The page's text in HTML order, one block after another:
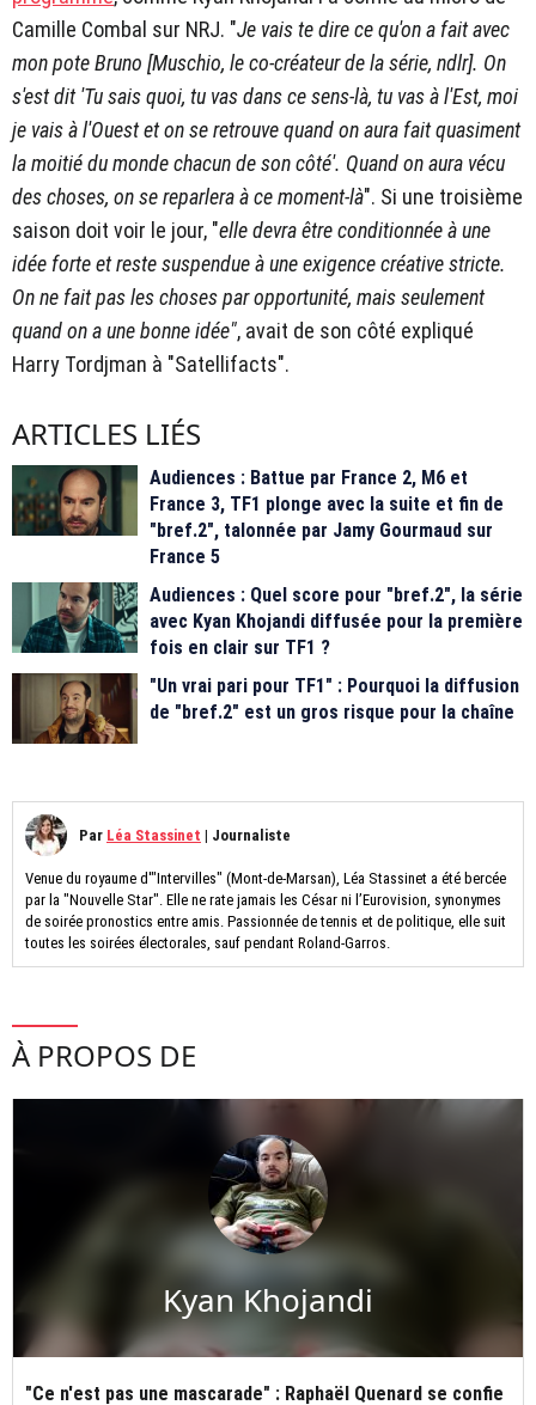
Camille Combal sur NRJ. "Je vais te dire ce qu'on a fait avec
mon pote Bruno [Muschio, le co-créateur de la série, ndlr]. On
s'est dit 'Tu sais quoi, tu vas dans ce sens-là, tu vas à l'Est, moi
je vais à l'Ouest et on se retrouve quand on aura fait quasiment
la moitié du monde chacun de son côté'. Quand on aura vécu
des choses, on se reparlera à ce moment-là". Si une troisième
saison doit voir le jour, "elle devra être conditionnée à une
idée forte et reste suspendue à une exigence créative stricte.
On ne fait pas les choses par opportunité, mais seulement
quand on a une bonne idée", avait de son côté expliqué
Harry Tordjman à "Satellifacts".
ARTICLES LIÉS
Audiences : Battue par France 2, M6 et
France 3, TF1 plonge avec la suite et fin de
"bref.2", talonnée par Jamy Gourmaud sur
France 5
Audiences : Quel score pour "bref.2", la série
avec Kyan Khojandi diffusée pour la première
fois en clair sur TF1 ?
"Un vrai pari pour TF1" : Pourquoi la diffusion
de "bref.2" est un gros risque pour la chaîne
Par Léa Stassinet | Journaliste
Venue du royaume d'"Intervilles" (Mont-de-Marsan), Léa Stassinet a été bercée
par la "Nouvelle Star". Elle ne rate jamais les César ni l’Eurovision, synonymes
de soirée pronostics entre amis. Passionnée de tennis et de politique, elle suit
toutes les soirées électorales, sauf pendant Roland-Garros.
À PROPOS DE
Kyan Khojandi
"Ce n'est pas une mascarade" : Raphaël Quenard se confie